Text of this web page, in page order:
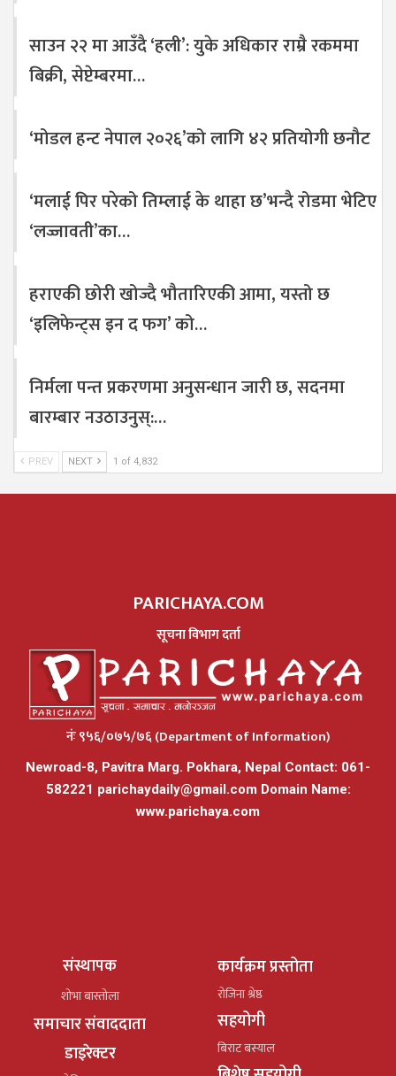
साउन २२ मा आउँदै ‘हली’: युके अधिकार राम्रै रकममा
बिक्री, सेप्टेम्बरमा…
‘मोडल हन्ट नेपाल २०२६’को लागि ४२ प्रतियोगी छनौट
‘मलाई पिर परेको तिम्लाई के थाहा छ’भन्दै रोडमा भेटिए
‘लज्जावती’का…
हराएकी छोरी खोज्दै भौतारिएकी आमा, यस्तो छ
‘इलिफेन्ट्स इन द फग’ को…
निर्मला पन्त प्रकरणमा अनुसन्धान जारी छ, सदनमा
बारम्बार नउठाउनुस्:…
PREV NEXT 1 of 4,832
PARICHAYA.COM
सूचना विभाग दर्ता
नंः ९५६/०७५/७६ (Department of Information)
Newroad-8, Pavitra Marg. Pokhara, Nepal Contact: 061-
582221 parichaydaily@gmail.comDomain Name:
www.parichaya.com
संस्थापक
शोभा बास्तोला
समाचार संवाददाता
डाइरेक्टर
कार्यक्रम प्रस्तोता
रोजिना श्रेष्ठ
सहयोगी
बिराट बस्याल